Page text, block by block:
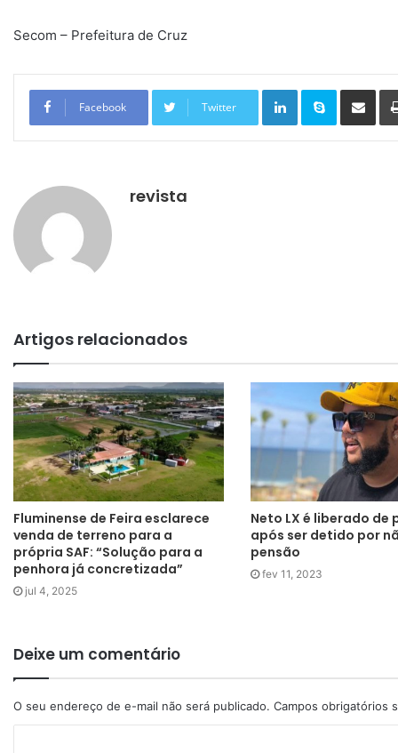
Secom – Prefeitura de Cruz
Facebook Twitter
Linkedin Skype
revista
Artigos relacionados
Fluminense de Feira esclarece
venda de terreno para a
própria SAF: “Solução para a
penhora já concretizada”
jul 4, 2025
Neto LX é liberado de
após ser detido por
pensão
fev 11, 2023
Deixe um comentário
O seu endereço de e-mail não será publicado. Campos obrigatórios